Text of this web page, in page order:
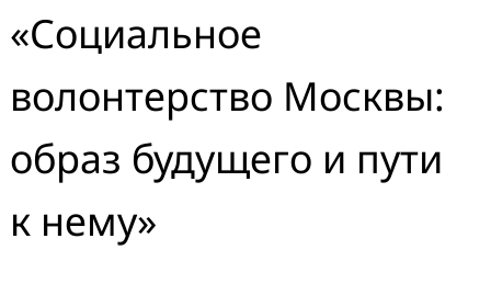
«Социальное
волонтерство Москвы:
образ будущего и пути
к нему»